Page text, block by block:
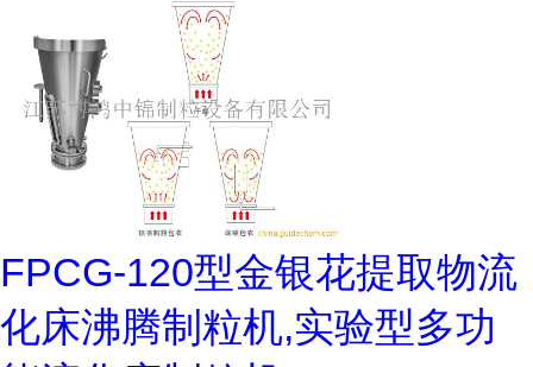
FPCG-120型金银花提取物流
化床沸腾制粒机,实验型多功